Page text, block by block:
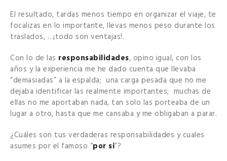
El resultado, tardas menos tiempo en organizar el viaje, te
focalizas en lo importante, llevas menos peso durante los
traslados, …¡todo son ventajas!.
Con lo de las responsabilidades, opino igual, con los
años y la experiencia me he dado cuenta que llevaba
“demasiadas” a la espalda; una carga pesada que no me
dejaba identificar las realmente importantes; muchas de
ellas no me aportaban nada, tan solo las porteaba de un
lugar a otro, hasta que me cansaba y me obligaban a parar.
¿Cuáles son tus verdaderas responsabilidades y cuales
asumes por el famoso “por si”?